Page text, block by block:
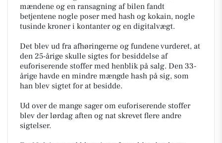
mændene og en ransagning af bilen fandt
betjentene nogle poser med hash og kokain, nogle
tusinde kroner i kontanter og en digitalvægt.
Det blev ud fra afhøringerne og fundene vurderet, at
den 25-årige skulle sigtes for besiddelse af
euforiserende stoffer med henblik på salg. Den 33-
årige havde en mindre mængde hash på sig, som
han blev sigtet for at besidde.
Ud over de mange sager om euforiserende stoffer
blev der lørdag aften og nat skrevet flere andre
sigtelser.